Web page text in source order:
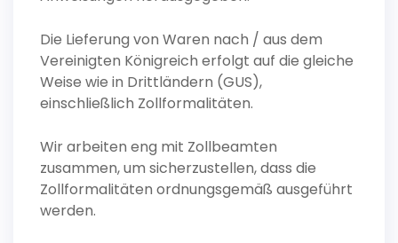
Die Lieferung von Waren nach / aus dem
Vereinigten Königreich erfolgt auf die gleiche
Weise wie in Drittländern (GUS),
einschließlich Zollformalitäten.
Wir arbeiten eng mit Zollbeamten
zusammen, um sicherzustellen, dass die
Zollformalitäten ordnungsgemäß ausgeführt
werden.